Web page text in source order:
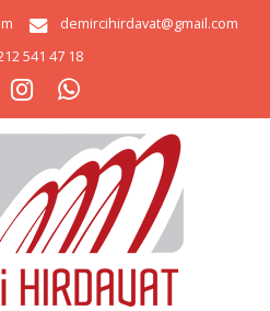
demircihirdavat@gmail.com
541 47 18